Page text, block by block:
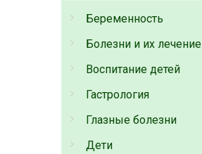
Беременность
Болезни и их лечение
Воспитание детей
Гастрология
Глазные болезни
Дети